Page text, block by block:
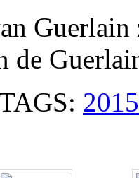
de
2015